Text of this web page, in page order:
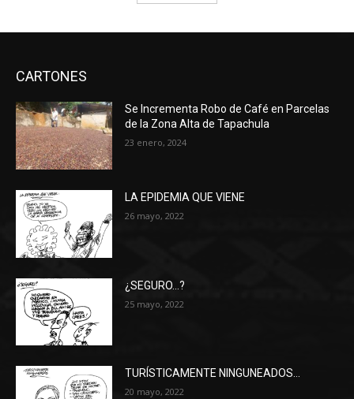
CARTONES
Se Incrementa Robo de Café en Parcelas
de la Zona Alta de Tapachula
23 enero, 2024
LA EPIDEMIA QUE VIENE
26 mayo, 2022
¿SEGURO…?
25 mayo, 2022
TURÍSTICAMENTE NINGUNEADOS…
20 mayo, 2022